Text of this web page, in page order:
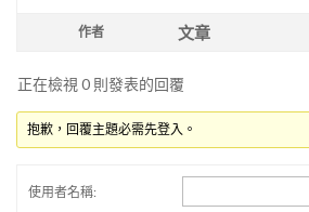
作者 文章
正在檢視 0 則發表的回覆
抱歉，回覆主題必需先登入。
使用者名稱: